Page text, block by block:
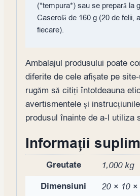
(*tempura*) sau se prepară la
Caserolă de 160 g (20 de felii,
fiecare).
Ambalajul produsului poate
diferite de cele afișate pe
rugăm să citiți întotdeauna
avertismentele și
produsul înainte de a-l utiliza
Informații
Greutate 1,000 kg
Dimensiuni 20 × 10